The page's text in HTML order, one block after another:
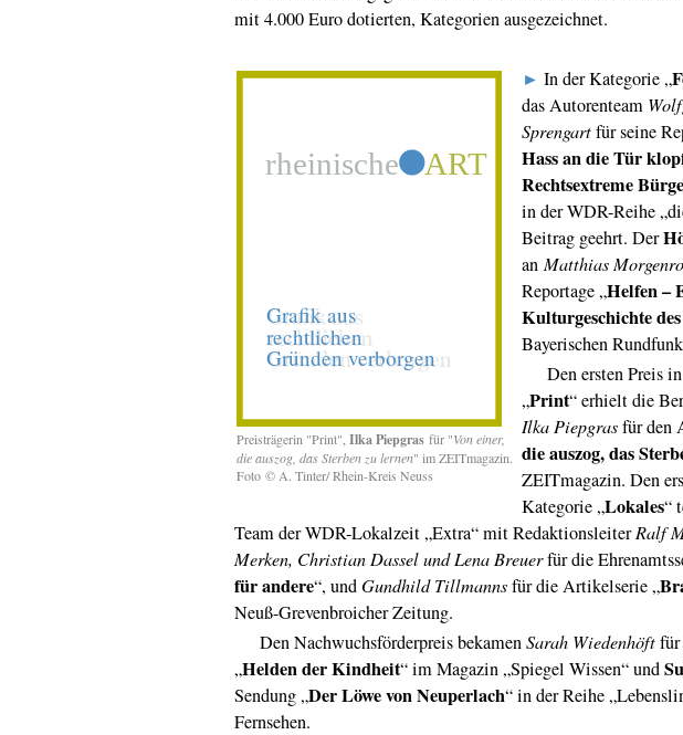
mit 4.000 Euro dotierten, Kategorien ausgezeichnet.
Preisträgerin "Print", Ilka Piepgras für "Von einer,
die auszog, das Sterben zu lernen" im ZEITmagazin.
Foto © A. Tinter/ Rhein-Kreis Neuss
► In der Kategorie „
das Autorenteam
Sprengartfür seine
Hass an die Tür
Rechtsextreme
in der WDR-Reihe
Beitrag geehrt. Der
an Matthias
Reportage „Helfen –
Kulturgeschichte
Bayerischen
Den ersten Preis
„Print“ erhielt die
Ilka Piepgrasfür den
die auszog, das
ZEITmagazin. Den
Kategorie „Lokales“
Team der WDR-Lokalzeit „Extra“ mit RedaktionsleiterRalf
Merken, Christian Dassel und Lena Breuerfür die
für andere“, undGundhild Tillmannsfür die Artikelserie „
Neuß-Grevenbroicher Zeitung.
Den Nachwuchsförderpreis bekamenSarah Wiedenhöft
„Helden der Kindheit“ im Magazin „Spiegel Wissen“ und
Sendung „Der Löwe von Neuperlach“ in der Reihe
Fernsehen.